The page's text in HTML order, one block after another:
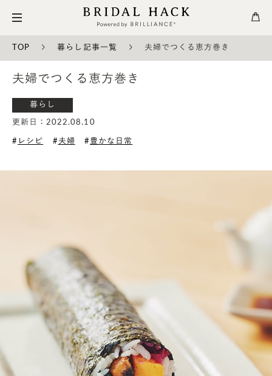
TOP 暮らし記事一覧 夫婦でつくる恵方巻き
夫婦でつくる恵方巻き
暮らし
更新日：2022.08.10
レシピ 夫婦 豊かな日常